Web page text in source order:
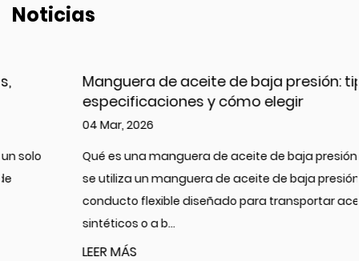
Noticias
Manguera de aceite de baja presión: tipos,
especificaciones y cómo elegir
04 Mar, 2026
Qué es una manguera de aceite de baja presión y dónde
se utiliza un manguera de aceite de baja presión Es un
conducto flexible diseñado para transportar aceites
sintéticos o a b...